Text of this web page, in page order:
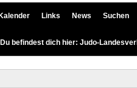
Kalender Links News Suchen
Du befindest dich hier: Judo-